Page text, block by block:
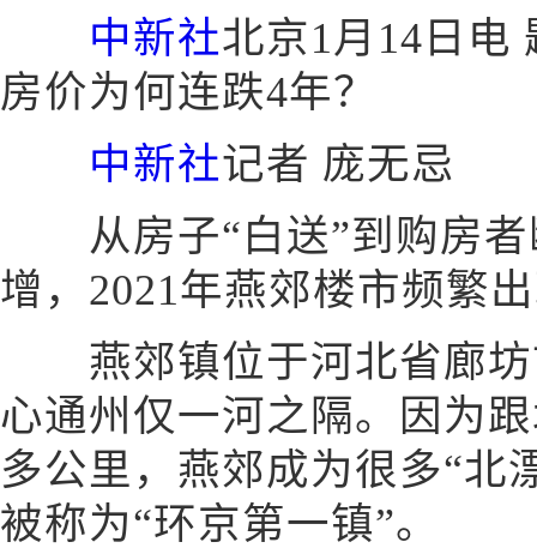
中新社北京1月14日电
房价为何连跌4年？
中新社记者 庞无忌
从房子“白送”到购房者
增，2021年燕郊楼市频繁
燕郊镇位于河北省廊坊
心通州仅一河之隔。因为
多公里，燕郊成为很多“北
被称为“环京第一镇”。